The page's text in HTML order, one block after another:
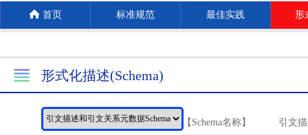
首页 标准规范 最佳实践 形
形式化描述(Schema)
【Schema名称】 引文